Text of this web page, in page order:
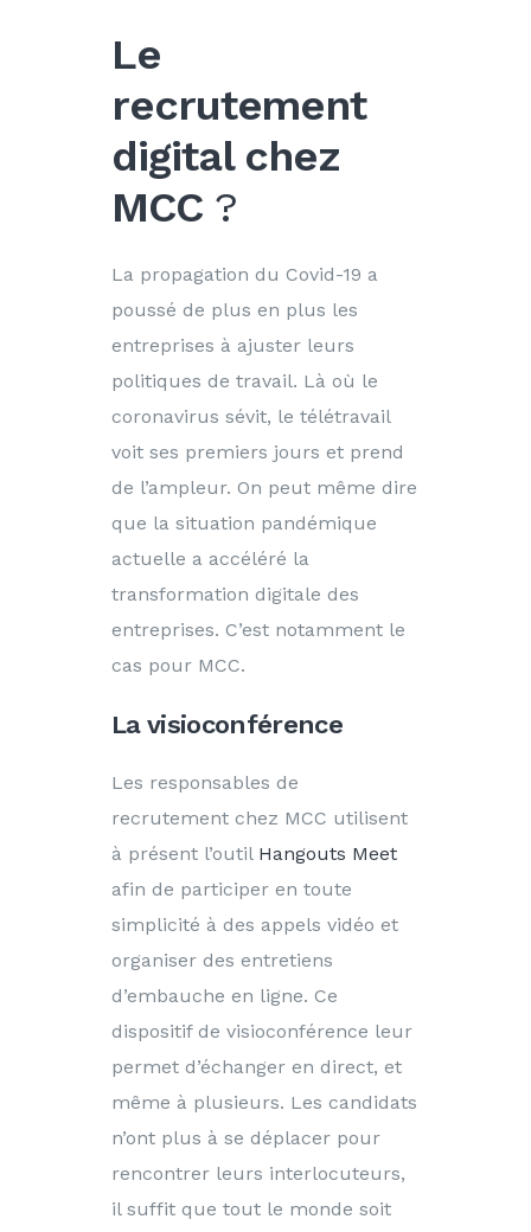
Le
recrutement
digital chez
MCC ?
La propagation du Covid-19 a
poussé de plus en plus les
entreprises à ajuster leurs
politiques de travail. Là où le
coronavirus sévit, le télétravail
voit ses premiers jours et prend
de l’ampleur. On peut même dire
que la situation pandémique
actuelle a accéléré la
transformation digitale des
entreprises. C’est notamment le
cas pour MCC.
La visioconférence
Les responsables de
recrutement chez MCC utilisent
à présent l’outil Hangouts Meet
afin de participer en toute
simplicité à des appels vidéo et
organiser des entretiens
d’embauche en ligne. Ce
dispositif de visioconférence leur
permet d’échanger en direct, et
même à plusieurs. Les candidats
n’ont plus à se déplacer pour
rencontrer leurs interlocuteurs,
il suffit que tout le monde soit